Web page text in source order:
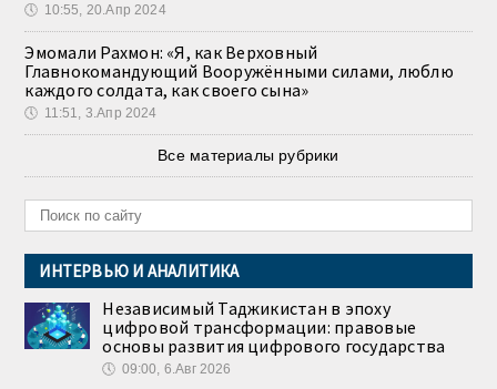
🕔 10:55, 20.Апр 2024
Эмомали Рахмон: «Я, как Верховный
Главнокомандующий Вооружёнными силами, люблю
каждого солдата, как своего сына»
🕔 11:51, 3.Апр 2024
Все материалы рубрики
ИНТЕРВЬЮ И АНАЛИТИКА
Независимый Таджикистан в эпоху
цифровой трансформации: правовые
основы развития цифрового государства
🕔 09:00, 6.Авг 2026